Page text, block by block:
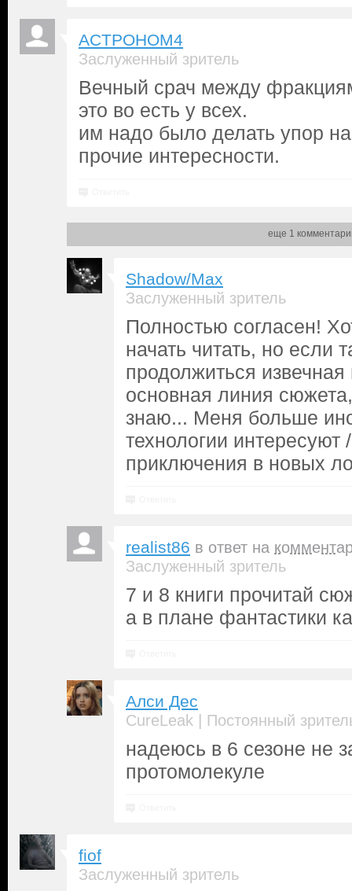
ACTPOHOM4
Заслуженный зритель
Вечный срач между
это во есть у всех.
им надо было делать упор
прочие интересности.
еще 1
Shadow/Max
Заслуженный зритель
Полностью согласен!
начать читать, но если
продолжиться
основная линия
знаю... Меня больше
технологии интересуют
приключения в новых
realist86 в ответ на
Заслуженный зритель
7 и 8 книги прочитай
а в плане фантастики
Алси Дес
CureLeak | Постоянный
надеюсь в 6 сезоне не
протомолекуле
fiof
Заслуженный зритель